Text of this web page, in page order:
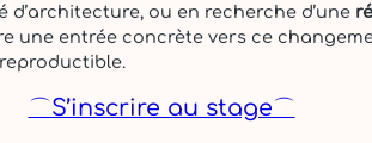
ou en recherche d’une
entrée concrète vers ce
⌒S’inscrire au stage⌒